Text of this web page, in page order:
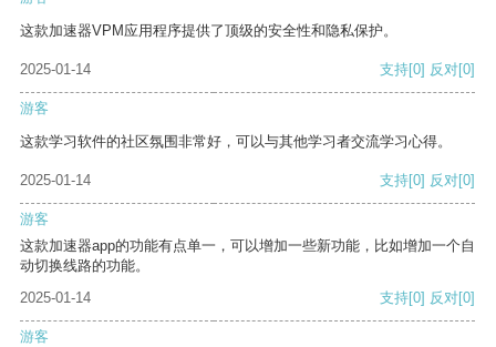
这款加速器VPM应用程序提供了顶级的安全性和隐私保护。
2025-01-14 支持[0] 反对[0]
游客
这款学习软件的社区氛围非常好，可以与其他学习者交流学习心得。
2025-01-14 支持[0] 反对[0]
游客
这款加速器app的功能有点单一，可以增加一些新功能，比如增加一个自
动切换线路的功能。
2025-01-14
支持[0] 反对[0]
游客